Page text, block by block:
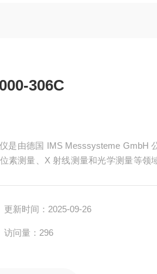
306C
素测量、X 射线测量和光学测量等领
更新时间：2025-09-26
访问量：296